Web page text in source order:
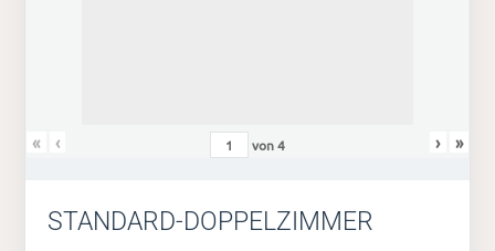
« ‹ von4 › »
STANDARD-DOPPELZIMMER